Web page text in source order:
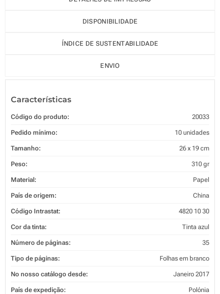
DISPONIBILIDADE
ÍNDICE DE SUSTENTABILIDADE
ENVIO
Características
Código do produto: 20033
Pedido mínimo: 10 unidades
Tamanho: 26 x 19 cm
Peso: 310 gr
Material: Papel
País de origem: China
Código Intrastat: 4820 10 30
Cor da tinta: Tinta azul
Número de páginas: 35
Tipo de páginas: Folhas em branco
No nosso catálogo desde: Janeiro 2017
País de expedição: Polónia